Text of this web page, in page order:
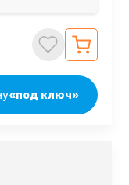
«под ключ»